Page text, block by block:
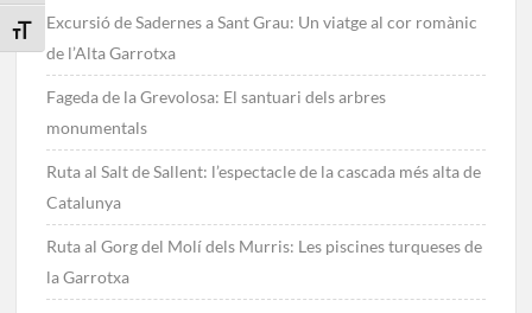
Toggle Font size
Excursió de Sadernes a Sant Grau: Un viatge al cor romànic
de l’Alta Garrotxa
Fageda de la Grevolosa: El santuari dels arbres
monumentals
Ruta al Salt de Sallent: l’espectacle de la cascada més alta de
Catalunya
Ruta al Gorg del Molí dels Murris: Les piscines turqueses de
la Garrotxa